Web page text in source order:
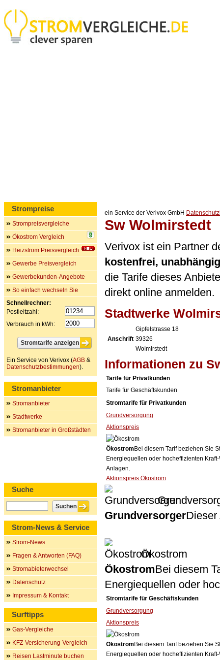
ein Service der Verivox GmbH
Sw Wolmirstedt
Verivox ist ein Partner
kostenfrei,
die Tarife dieses
direkt online anmelden.
Stadtwerke
Anschrift
Gipfelstrasse 18
39326
Wolmirstedt
Informationen zu
Tarife für Privatkunden
Tarife für Geschäftskunden
Stromtarife für Privatkunden
Grundversorgung
Aktionspreis
Ökostrom Bei diesem Tarif beziehen Sie
Energiequellen oder hocheffizienten
Anlagen.
Aktionspreis Ökostrom
GrundversorgerDieser
Ökostrom
ÖkostromBei diesem
Energiequellen oder
Stromtarife für Geschäftskunden
Grundversorgung
Aktionspreis
Ökostrom Bei diesem Tarif beziehen Sie
Energiequellen oder hocheffizienten
Strompreise
Strompreisvergleiche
Ökostrom Vergleich
Heizstrom Preisvergleich
Gewerbe Preisvergleich
Gewerbekunden-Angebote
So einfach wechseln Sie
Schnellrechner:
Postleitzahl:
Verbrauch in kWh:
Ein Service von Verivox (AGB &
Datenschutzbestimmungen).
Stromanbieter
Stromanbieter
Stadtwerke
Stromanbieter in Großstädten
Suche
Strom-News & Service
Strom-News
Fragen & Antworten (FAQ)
Stromabieterwechsel
Datenschutz
Impressum & Kontakt
Surftipps
Gas-Vergleiche
KFZ-Versicherung-Vergleich
Reisen Lastminute buchen